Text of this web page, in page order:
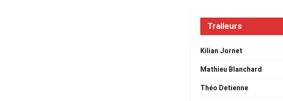
Traileurs
Kilian Jornet
Mathieu Blanchard
Théo Detienne